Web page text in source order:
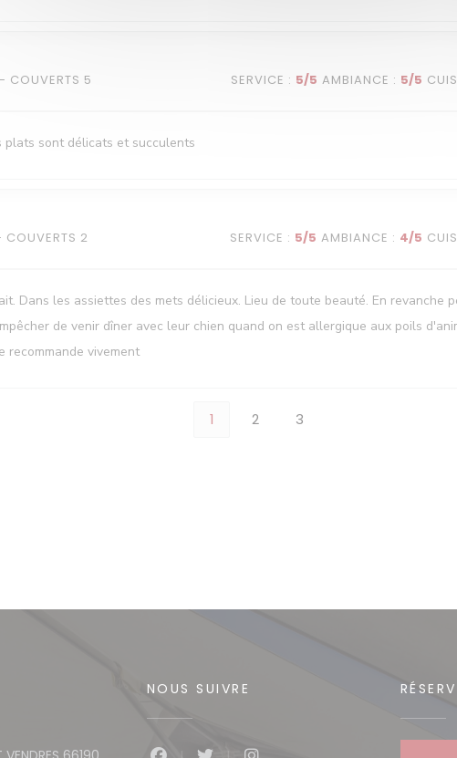
5 SERVICE : 5/5 AMBIANCE : 5/5
plats sont délicats et succulents
2 SERVICE : 5/5 AMBIANCE : 4/5
Dans les assiettes des mets délicieux. Lieu de toute beauté. En revanche
de venir dîner avec leur chien quand on est allergique aux poils
recommande vivement
1 2 3
NOUS SUIVRE